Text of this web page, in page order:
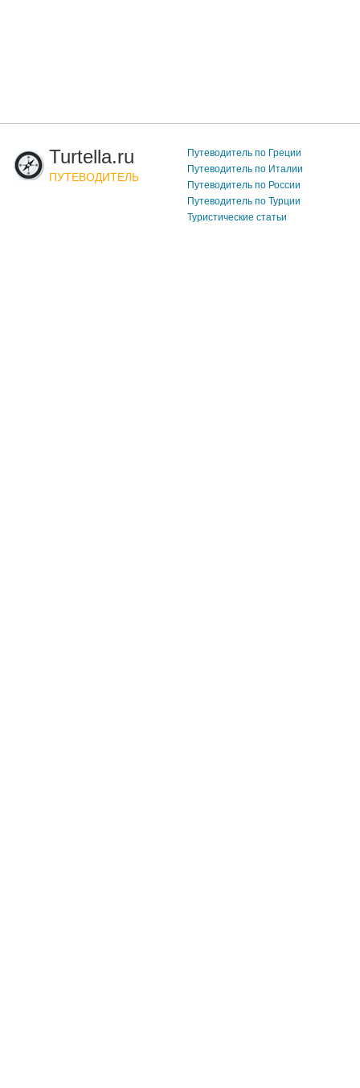
Turtella.ru
ПУТЕВОДИТЕЛЬ
Путеводитель по Греции
Путеводитель по Италии
Путеводитель по России
Путеводитель по Турции
Туристические статьи